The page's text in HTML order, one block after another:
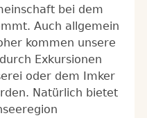
bei dem
Auch allgemein
kommen unsere
Exkursionen
oder dem Imker
Natürlich bietet